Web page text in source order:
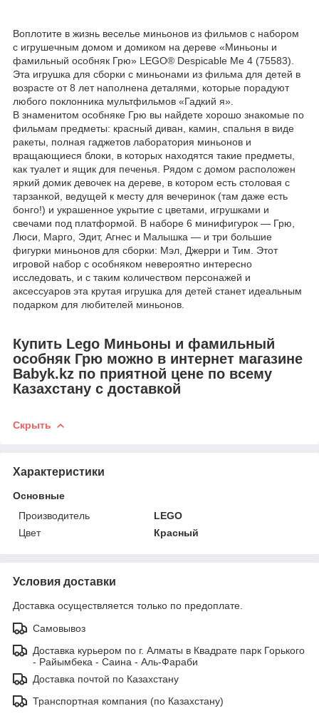
Воплотите в жизнь веселье миньонов из фильмов с набором
с игрушечным домом и домиком на дереве «Миньоны и
фамильный особняк Грю» LEGO® Despicable Me 4 (75583).
Эта игрушка для сборки с миньонами из фильма для детей в
возрасте от 8 лет наполнена деталями, которые порадуют
любого поклонника мультфильмов «Гадкий я».
В знаменитом особняке Грю вы найдете хорошо знакомые по
фильмам предметы: красный диван, камин, спальня в виде
ракеты, полная гаджетов лаборатория миньонов и
вращающиеся блоки, в которых находятся такие предметы,
как туалет и ящик для печенья. Рядом с домом расположен
яркий домик девочек на дереве, в котором есть столовая с
тарзанкой, ведущей к месту для вечеринок (там даже есть
бонго!) и украшенное укрытие с цветами, игрушками и
свечами под платформой. В наборе 6 минифигурок — Грю,
Люси, Марго, Эдит, Агнес и Малышка — и три большие
фигурки миньонов для сборки: Мэл, Джерри и Тим. Этот
игровой набор с особняком невероятно интересно
исследовать, и с таким количеством персонажей и
аксессуаров эта крутая игрушка для детей станет идеальным
подарком для любителей миньонов.
Купить Lego Миньоны и фамильный
особняк Грю можно в интернет магазине
Babyk.kz по приятной цене по всему
Казахстану с доставкой
Скрыть
Характеристики
Основные
Производитель
LEGO
Цвет
Красный
Условия доставки
Доставка осуществляется только по предоплате.
Самовывоз
Доставка курьером по г. Алматы в Квадрате парк Горького
- Райымбека - Саина - Аль-Фараби
Доставка почтой по Казахстану
Транспортная компания (по Казахстану)